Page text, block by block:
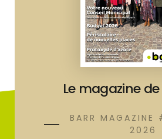
Le magazine
BARR
2026